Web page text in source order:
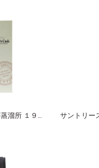
オーナーズカスク 山崎蒸溜所 １９９５-２００９ ホグスヘッド サントリーシングルカスクウイスキー